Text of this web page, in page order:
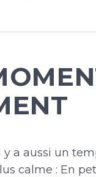
a aussi un
calme : En